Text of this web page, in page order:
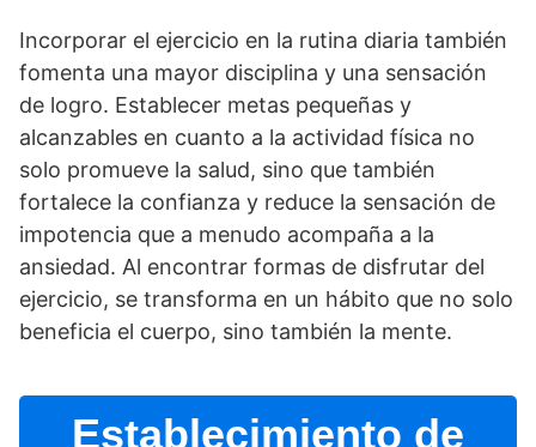
Incorporar el ejercicio en la rutina diaria también
fomenta una mayor disciplina y una sensación
de logro. Establecer metas pequeñas y
alcanzables en cuanto a la actividad fí­sica no
solo promueve la salud, sino que también
fortalece la confianza y reduce la sensación de
impotencia que a menudo acompaña a la
ansiedad. Al encontrar formas de disfrutar del
ejercicio, se transforma en un hábito que no solo
beneficia el cuerpo, sino también la mente.
Establecimiento de